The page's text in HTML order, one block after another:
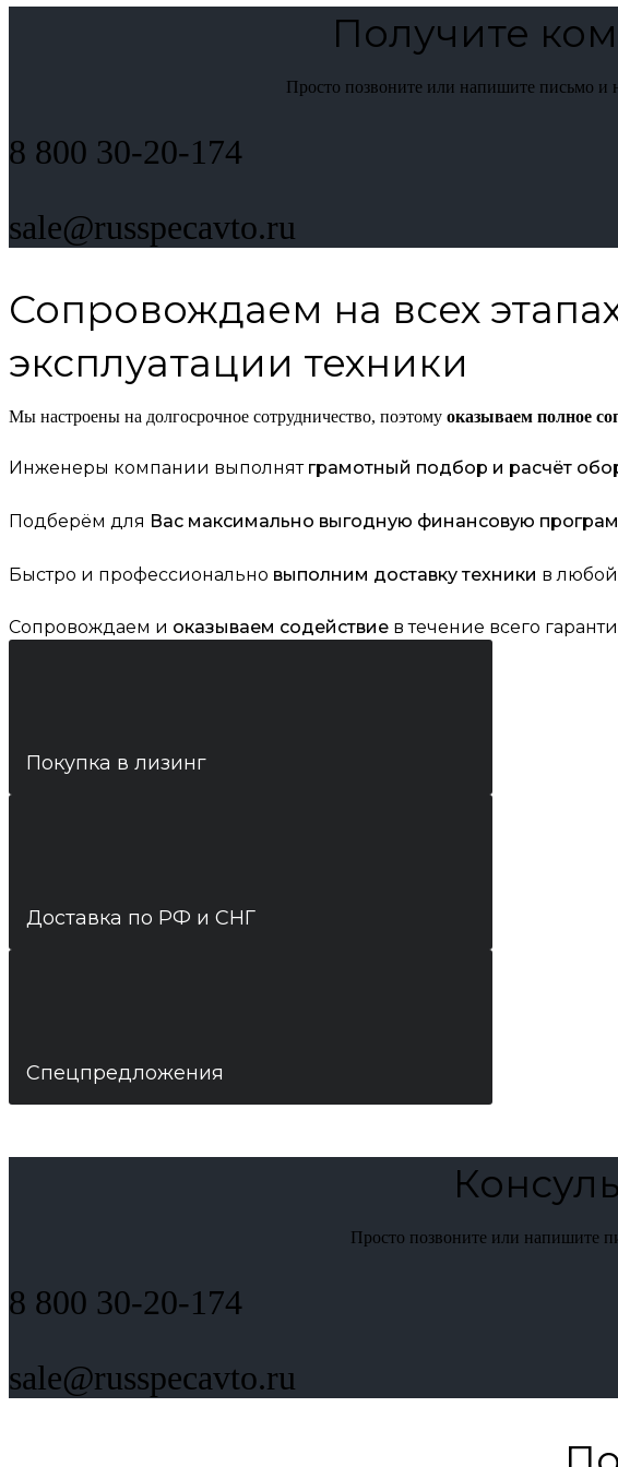
Получите
Просто позвоните или напишите письмо
8 800 30-20-174
sale@russpecavto.ru
Сопровождаем на всех
эксплуатации техники
Мы настроены на долгосрочное сотрудничество, поэтому оказываем полное
Инженеры компании выполнят грамотный подбор и расчёт
Подберём для Вас максимально выгодную финансовую
Быстро и профессионально выполним доставку техники в
Сопровождаем и оказываем содействие в течение всего
Покупка в лизинг
Доставка по РФ и СНГ
Спецпредложения
Просто позвоните или напишите
8 800 30-20-174
sale@russpecavto.ru